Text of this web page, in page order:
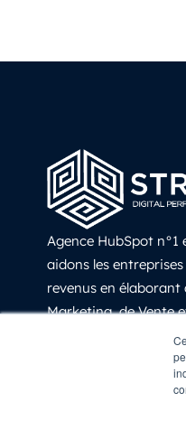
Agence HubSpot n°1
aidons les
revenus en élaborant
Marketing, de Vente
prédictives,